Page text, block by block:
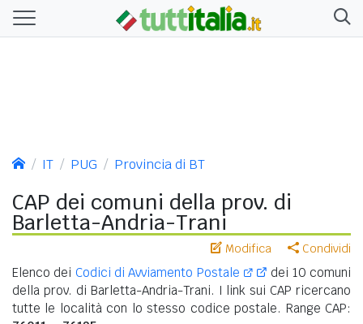
IT PUG Provincia di BT
CAP dei comuni della prov. di
Barletta-Andria-Trani
Modifica Condividi
Elenco dei Codici di Avviamento Postale
dei 10 comuni
della prov. di Barletta-Andria-Trani. I link sui CAP ricercano
tutte le località con lo stesso codice postale. Range CAP: